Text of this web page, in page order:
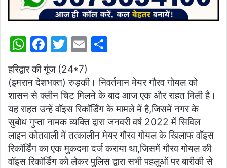
W
at
s
A
p
p
F
a
c
e
b
o
o
k
T
itt
er
E
ai
l
ar
e
हरिद्वार की गूंज (24*7)
(इमरान देशभक्त) रुड़की। निवर्तमान मेयर गौरव गोयल को
शासन से क्लीन चिट मिलने के बाद आज एक और राहत मिली है।
यह राहत उन्हें वॉइस रिकॉर्डिंग के मामले में है,जिसमें नगर के
सुबोध गुप्ता नामक व्यक्ति द्वारा जनवरी वर्ष 2022 में सिविल
लाइन कोतवाली में तत्कालीन मेयर गौरव गोयल के खिलाफ वॉइस
रिकॉर्डिंग का एक मुकदमा दर्ज कराया था,जिसमें गौरव गोयल की
वॉइस रिकॉर्डिंग को लेकर पुलिस द्वारा सभी पहलुओं पर बारीकी से